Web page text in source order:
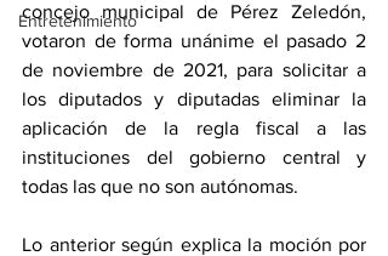
Entretenimiento
concejo municipal de Pérez Zeledón,
votaron de forma unánime el pasado 2
de noviembre de 2021, para solicitar a
los diputados y diputadas eliminar la
aplicación de la regla fiscal a las
instituciones del gobierno central y
todas las que no son autónomas.
Lo anterior según explica la moción por